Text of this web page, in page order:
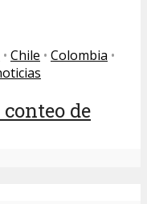
• Chile • Colombia •
de